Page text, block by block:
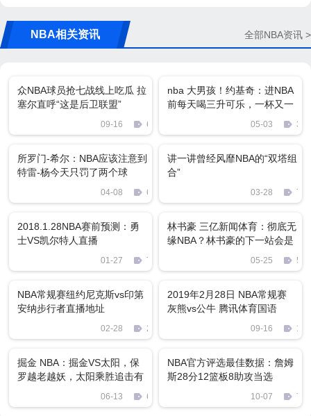
NBA相关资讯 全部NBA资讯 >
众NBA球员抢七战线上吃瓜 拉
塞尔直呼“这是后卫联盟”
09-16 671
nba 大男孩！约基奇：进NBA
前每天喝三升可乐，一杯又一
05-03 365
所罗门-希尔：NBA应该注意到
特雷-杨今天只罚了两个球
04-08 608
讲一讲曾经风靡NBA的“双塔组
合”
03-28 736
2018.1.28NBA赛前预测：勇
士VS凯尔特人直播
01-27 73
林书豪 三亿新闻体育：彻底无
缘NBA？林书豪的下一站会是
05-25 522
NBA常规赛纽约尼克斯vs印第
安纳步行者直播地址
02-28 2470
2019年2月28日 NBA常规赛
灰熊vs公牛 腾讯体育国语
09-16
掘金 NBA：掘金VS太阳，保
罗越老越妖，太阳乘胜追击有
06-13 618
NBA官方评选最佳数据：詹姆
斯28分12篮板8助攻当选
10-07 738